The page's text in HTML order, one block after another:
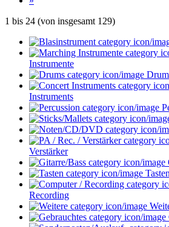
1 bis 24 (von insgesamt 129)
Instrumente
Instruments
Verstärker
Tasten
Recording